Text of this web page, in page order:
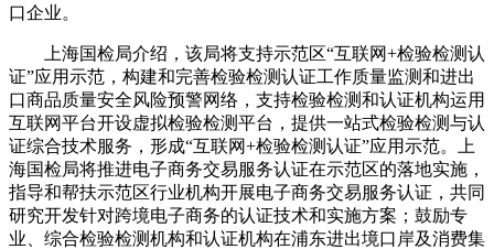
口企业。
上海国检局介绍，该局将支持示范区“互联网+检验检测认
证”应用示范，构建和完善检验检测认证工作质量监测和进出
口商品质量安全风险预警网络，支持检验检测和认证机构运用
互联网平台开设虚拟检验检测平台，提供一站式检验检测与认
证综合技术服务，形成“互联网+检验检测认证”应用示范。上
海国检局将推进电子商务交易服务认证在示范区的落地实施，
指导和帮扶示范区行业机构开展电子商务交易服务认证，共同
研究开发针对跨境电子商务的认证技术和实施方案；鼓励专
业、综合检验检测机构和认证机构在浦东进出境口岸及消费集